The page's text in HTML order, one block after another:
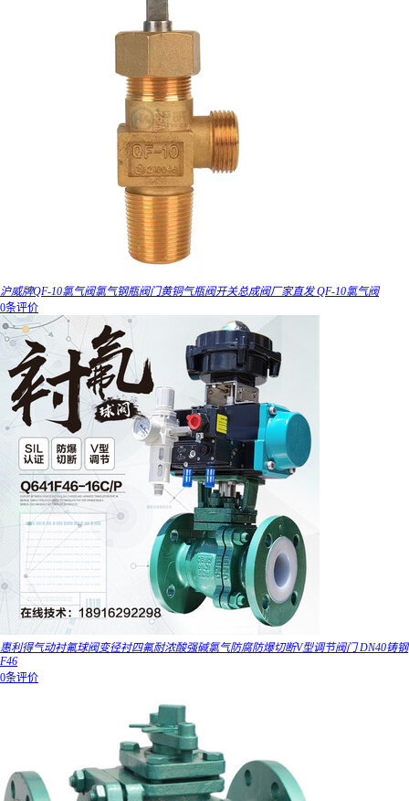
沪威牌QF-10氯气阀氯气钢瓶阀门黄铜气瓶阀开关总成阀厂家直发 QF-10氯气阀
0条评价
惠利得气动衬氟球阀变径衬四氟耐浓酸强碱氯气防腐防爆切断V型调节阀门 DN40铸钢
F46
0条评价